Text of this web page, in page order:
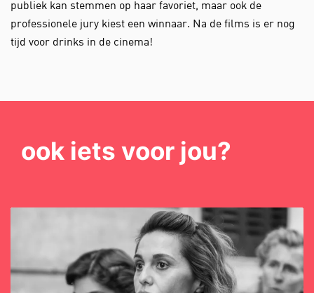
publiek kan stemmen op haar favoriet, maar ook de
professionele jury kiest een winnaar. Na de films is er nog
tijd voor drinks in de cinema!
ook iets voor jou?